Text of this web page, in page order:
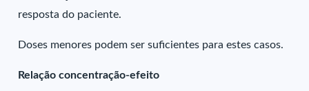
resposta do paciente.
Doses menores podem ser suficientes para estes casos.
Relação concentração-efeito